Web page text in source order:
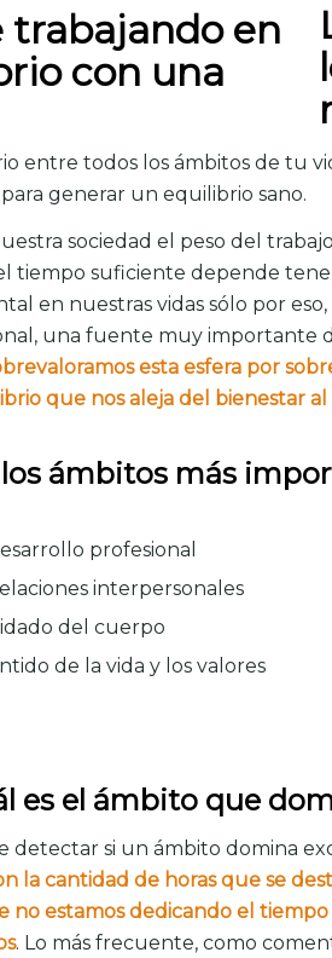
entre todos los ámbitos de tu
generar un equilibrio sano.
sociedad el peso del
tiempo suficiente depende
en nuestras vidas sólo por
una fuente muy importante
esta esfera por
que nos aleja del bienestar
los ámbitos más
profesional
interpersonales
del cuerpo
de la vida y los valores
es el ámbito que
detectar si un ámbito domina
la cantidad de horas que se
estamos dedicando el
. Lo más frecuente, como